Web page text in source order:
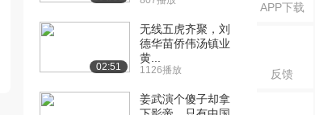
APP下载
反馈
02:51
无线五虎齐聚，刘
德华苗侨伟汤镇业
黄...
1126播放
姜武演个傻子却拿